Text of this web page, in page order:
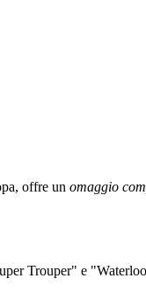
offre un omaggio
Trouper" e